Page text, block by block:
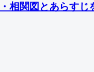
相関図とあらすじ